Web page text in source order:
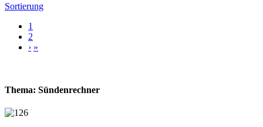
Sortierung
1
2
› »
Thema: Sündenrechner